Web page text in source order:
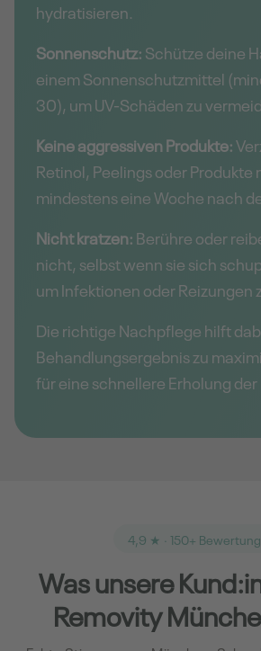
hydratisieren.
Sonnenschutz:Schütze deine
einem Sonnenschutzmittel
30), um UV-Schäden zu
Keine aggressiven Produkte:
Retinol, Peelings oder Produkte
mindestens eine Woche nach
Nicht kratzen:Berühre oder
nicht, selbst wenn sie sich
um Infektionen oder Reizungen
Die richtige Nachpflege hilft
Behandlungsergebnis zu
für eine schnellere Erholung der
4,9 ★ · 150+
Was unsere
Removity